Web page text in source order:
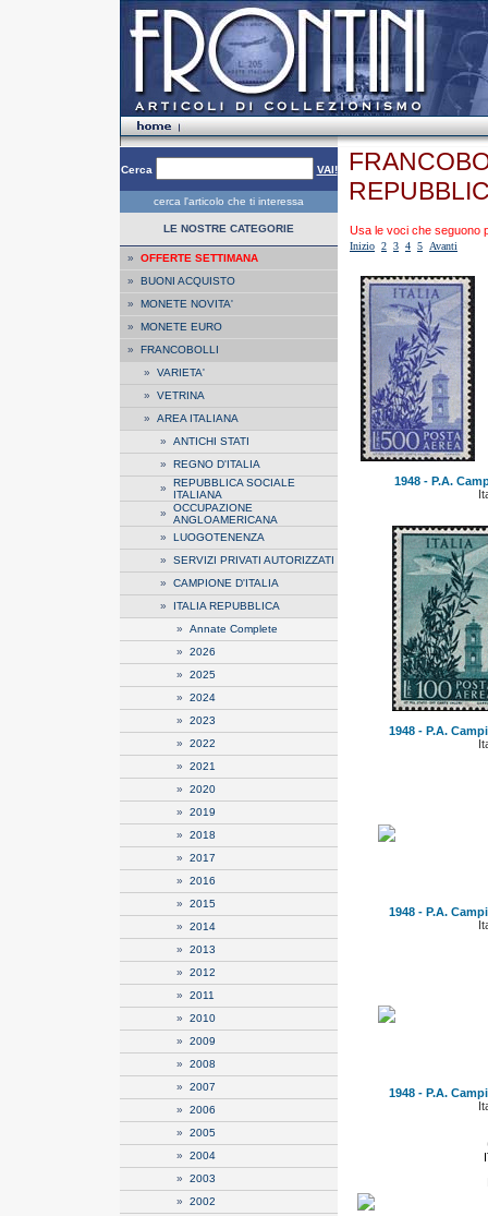
Cerca VAI!
cerca l'articolo che ti interessa
LE NOSTRE CATEGORIE
» OFFERTE SETTIMANA
» BUONI ACQUISTO
» MONETE NOVITA'
» MONETE EURO
» FRANCOBOLLI
» VARIETA'
» VETRINA
» AREA ITALIANA
» ANTICHI STATI
» REGNO D'ITALIA
» REPUBBLICA SOCIALE
ITALIANA
» OCCUPAZIONE
ANGLOAMERICANA
» LUOGOTENENZA
» SERVIZI PRIVATI AUTORIZZATI
» CAMPIONE D'ITALIA
» ITALIA REPUBBLICA
» Annate Complete
» 2026
» 2025
» 2024
» 2023
» 2022
» 2021
» 2020
» 2019
» 2018
» 2017
» 2016
» 2015
» 2014
» 2013
» 2012
» 2011
» 2010
» 2009
» 2008
» 2007
» 2006
» 2005
» 2004
» 2003
» 2002
Usa le voci che seguono
Inizio 2 3 4 5 Avanti
1948 - P.A.
1948 - P.A.
1948 - P.A.
1948 - P.A.